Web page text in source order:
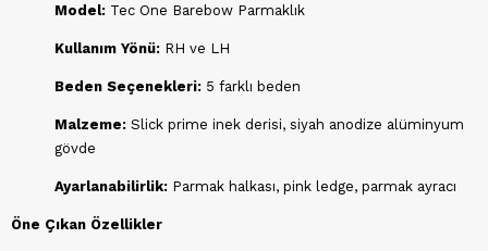
Model: Tec One Barebow Parmaklık
Kullanım Yönü: RH ve LH
Beden Seçenekleri: 5 farklı beden
Malzeme: Slick prime inek derisi, siyah anodize alüminyum
gövde
Ayarlanabilirlik: Parmak halkası, pink ledge, parmak ayracı
Öne Çıkan Özellikler